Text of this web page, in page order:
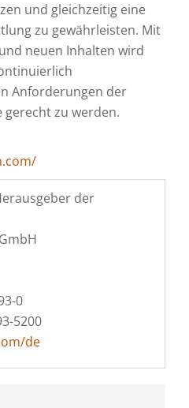
und gleichzeitig eine
zu gewährleisten. Mit
neuen Inhalten wird
Anforderungen der
zu werden.
der
0
5200
de